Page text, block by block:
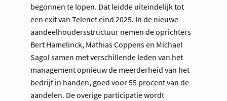
begonnen te lopen. Dat leidde uiteindelijk tot
een exit van Telenet eind 2025. In de nieuwe
aandeelhoudersstructuur nemen de oprichters
Bert Hamelinck, Mathias Coppens en Michael
Sagol samen met verschillende leden van het
management opnieuw de meerderheid van het
bedrijf in handen, goed voor 55 procent van de
aandelen. De overige participatie wordt